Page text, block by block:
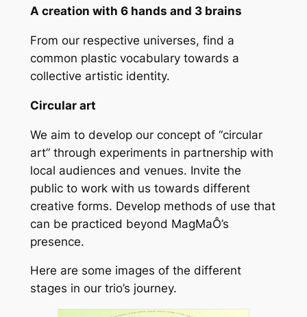
A creation with 6 hands and 3 brains
From our respective universes, find a
common plastic vocabulary towards a
collective artistic identity.
Circular art
We aim to develop our concept of “circular
art” through experiments in partnership with
local audiences and venues. Invite the
public to work with us towards different
creative forms. Develop methods of use that
can be practiced beyond MagMaÔ’s
presence.
Here are some images of the different
stages in our trio’s journey.